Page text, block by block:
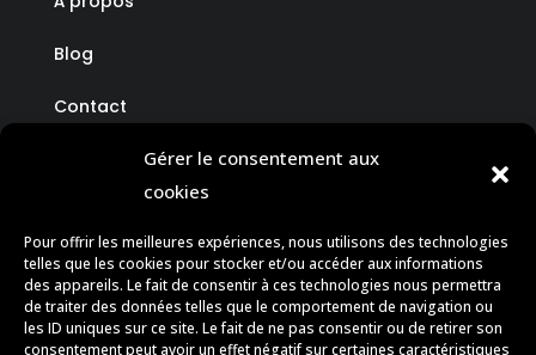
Gérer le consentement aux
cookies
Pour offrir les meilleures expériences, nous utilisons des technologies
telles que les cookies pour stocker et/ou accéder aux informations
des appareils. Le fait de consentir à ces technologies nous permettra
de traiter des données telles que le comportement de navigation ou
les ID uniques sur ce site. Le fait de ne pas consentir ou de retirer son
consentement peut avoir un effet négatif sur certaines caractéristiques
Blog
Contact
 contact@dr-page.fr